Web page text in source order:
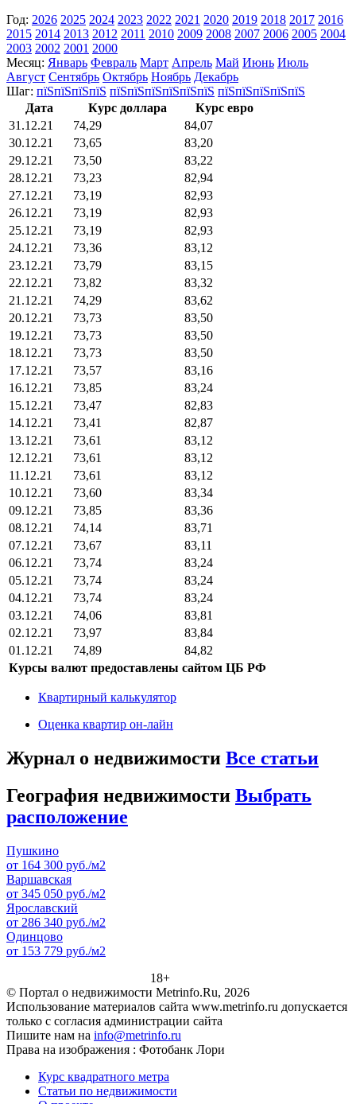
Год: 2026 2025 2024 2023 2022 2021 2020 2019 2018 2017 2016
2015 2014 2013 2012 2011 2010 2009 2008 2007 2006 2005 2004
2003 2002 2001 2000
Месяц: Январь Февраль Март Апрель Май Июнь Июль
Август Сентябрь Октябрь Ноябрь Декабрь
Шаг: пїЅпїЅпїЅпїЅ пїЅпїЅпїЅпїЅпїЅпїЅ пїЅпїЅпїЅпїЅпїЅ
Дата
Курс доллара
Курс евро
31.12.21
74,29
84,07
30.12.21
73,65
83,20
29.12.21
73,50
83,22
28.12.21
73,23
82,94
27.12.21
73,19
82,93
26.12.21
73,19
82,93
25.12.21
73,19
82,93
24.12.21
73,36
83,12
23.12.21
73,79
83,15
22.12.21
73,82
83,32
21.12.21
74,29
83,62
20.12.21
73,73
83,50
19.12.21
73,73
83,50
18.12.21
73,73
83,50
17.12.21
73,57
83,16
16.12.21
73,85
83,24
15.12.21
73,47
82,83
14.12.21
73,41
82,87
13.12.21
73,61
83,12
12.12.21
73,61
83,12
11.12.21
73,61
83,12
10.12.21
73,60
83,34
09.12.21
73,85
83,36
08.12.21
74,14
83,71
07.12.21
73,67
83,11
06.12.21
73,74
83,24
05.12.21
73,74
83,24
04.12.21
73,74
83,24
03.12.21
74,06
83,81
02.12.21
73,97
83,84
01.12.21
74,89
84,82
Курсы валют предоставлены сайтом ЦБ РФ
Квартирный калькулятор
Оценка квартир он-лайн
Журнал о недвижимости Все статьи
География недвижимости Выбрать
расположение
Пушкино
от 164 300 руб./м2
Варшавская
от 345 050 руб./м2
Ярославский
от 286 340 руб./м2
Одинцово
от 153 779 руб./м2
18+
© Портал о недвижимости Metrinfo.Ru, 2026
Использование материалов сайта www.metrinfo.ru допускается
только с согласия администрации сайта
Пишите нам на info@metrinfo.ru
Права на изображения : Фотобанк Лори
Курс квадратного метра
Статьи по недвижимости